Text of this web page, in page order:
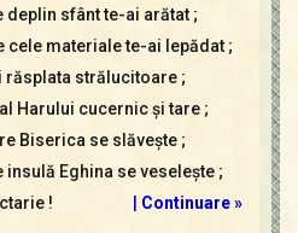
deplin sfânt te-ai arătat ;
cele materiale te-ai lepădat ;
răsplata strălucitoare ;
Harului cucernic şi tare ;
Biserica se slăveşte ;
insulă Eghina se veseleşte ;
!
Continuare »